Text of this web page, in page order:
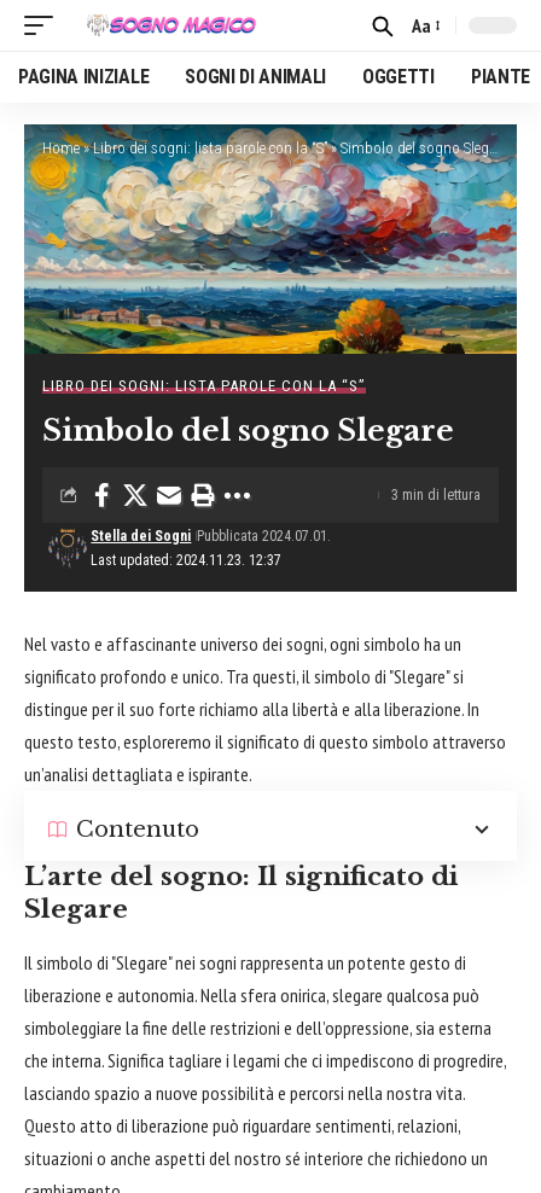
Font
Resizer
Aa
PAGINA INIZIALE SOGNI DI ANIMALI OGGETTI PIANTE
Home»Libro dei sogni: lista parole con la “S”»Simbolo del sogno Slegare
LIBRO DEI SOGNI: LISTA PAROLE CON LA “S”
Simbolo del sogno Slegare
Last updated: 2024.11.23. 12:37
Stella dei Sogni Pubblicata 2024.07.01.
3 min di lettura
Nel vasto e affascinante universo dei sogni, ogni simbolo ha un
significato profondo e unico. Tra questi, il simbolo di "Slegare" si
distingue per il suo forte richiamo alla libertà e alla liberazione. In
questo testo, esploreremo il significato di questo simbolo attraverso
un’analisi dettagliata e ispirante.
Contenuto
L’arte del sogno: Il significato di
Slegare
Il simbolo di "Slegare" nei sogni rappresenta un potente gesto di
liberazione e autonomia. Nella sfera onirica, slegare qualcosa può
simboleggiare la fine delle restrizioni e dell’oppressione, sia esterna
che interna. Significa tagliare i legami che ci impediscono di progredire,
lasciando spazio a nuove possibilità e percorsi nella nostra vita.
Questo atto di liberazione può riguardare sentimenti, relazioni,
situazioni o anche aspetti del nostro sé interiore che richiedono un